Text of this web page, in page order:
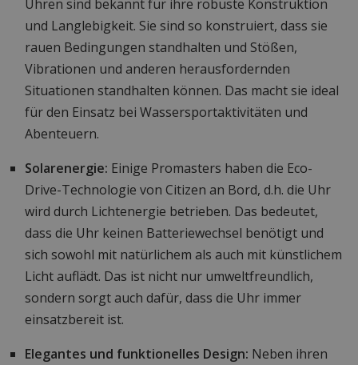
Uhren sind bekannt für ihre robuste Konstruktion
und Langlebigkeit. Sie sind so konstruiert, dass sie
rauen Bedingungen standhalten und Stößen,
Vibrationen und anderen herausfordernden
Situationen standhalten können. Das macht sie ideal
für den Einsatz bei Wassersportaktivitäten und
Abenteuern.
Solarenergie: Einige Promasters haben die Eco-
Drive-Technologie von Citizen an Bord, d.h. die Uhr
wird durch Lichtenergie betrieben. Das bedeutet,
dass die Uhr keinen Batteriewechsel benötigt und
sich sowohl mit natürlichem als auch mit künstlichem
Licht auflädt. Das ist nicht nur umweltfreundlich,
sondern sorgt auch dafür, dass die Uhr immer
einsatzbereit ist.
Elegantes und funktionelles Design: Neben ihren